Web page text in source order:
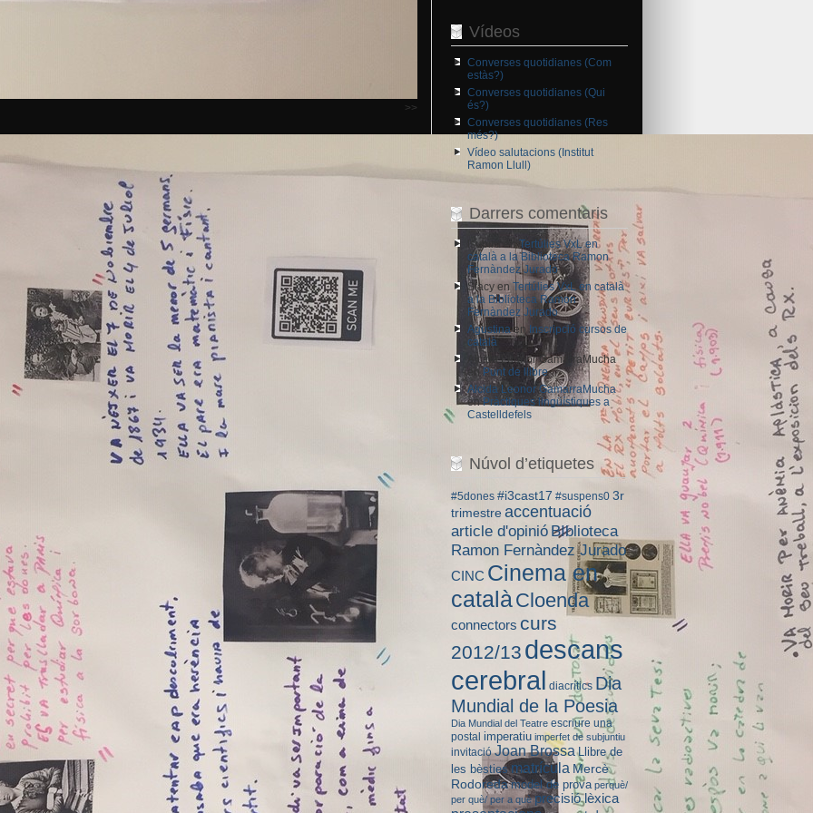
>>
Vídeos
Converses quotidianes (Com
estàs?)
Converses quotidianes (Qui
és?)
Converses quotidianes (Res
més?)
Vídeo salutacions (Institut
Ramon Llull)
Darrers comentaris
lsubira enTertúlies VxL en
català a la Biblioteca Ramon
Fernàndez Jurado
Stacyen Tertúlies VxL en català
a la Biblioteca Ramon
Fernàndez Jurado
Agustinaen Inscripció cursos de
català
Alcida Leonor GamarraMucha
en Punt de llibre
Alcida Leonor GamarraMucha
enPràctiques lingüístiques a
Castelldefels
Núvol d’etiquetes
#5dones #i3cast17 #suspens0 3r
trimestre accentuació
article d'opinió BIblioteca
Ramon Fernàndez Jurado
CINC Cinema en
catalàCloenda
connectors curs
2012/13 descans
cerebral diacrítics Dia
Mundial de la Poesia
Dia Mundial del Teatre escriure una
postal imperatiu imperfet de subjuntiu
invitació Joan Brossa Llibre de
les bèsties matrícula Mercè
Rodoreda model de prova perquè/
per què/ per a què precisió lèxica